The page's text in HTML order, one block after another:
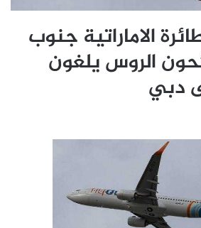
الاماراتية جنوب
الروس يلغون
دبي